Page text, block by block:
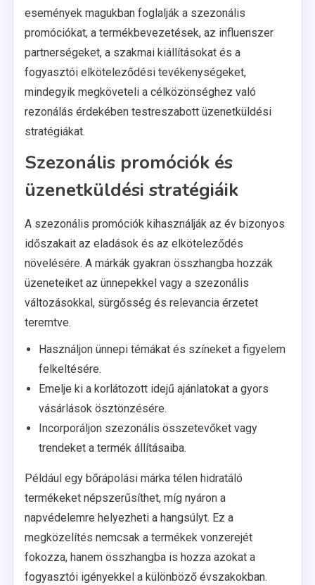
események magukban foglalják a szezonális
promóciókat, a termékbevezetések, az influenszer
partnerségeket, a szakmai kiállításokat és a
fogyasztói elköteleződési tevékenységeket,
mindegyik megköveteli a célközönséghez való
rezonálás érdekében testreszabott üzenetküldési
stratégiákat.
Szezonális promóciók és
üzenetküldési stratégiáik
A szezonális promóciók kihasználják az év bizonyos
időszakait az eladások és az elköteleződés
növelésére. A márkák gyakran összhangba hozzák
üzeneteiket az ünnepekkel vagy a szezonális
változásokkal, sürgősség és relevancia érzetet
teremtve.
Használjon ünnepi témákat és színeket a figyelem
felkeltésére.
Emelje ki a korlátozott idejű ajánlatokat a gyors
vásárlások ösztönzésére.
Incorporáljon szezonális összetevőket vagy
trendeket a termék állításaiba.
Például egy bőrápolási márka télen hidratáló
termékeket népszerűsíthet, míg nyáron a
napvédelemre helyezheti a hangsúlyt. Ez a
megközelítés nemcsak a termékek vonzerejét
fokozza, hanem összhangba is hozza azokat a
fogyasztói igényekkel a különböző évszakokban.